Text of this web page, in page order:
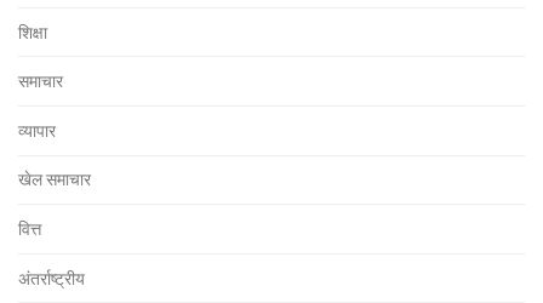
शिक्षा
समाचार
व्यापार
खेल समाचार
वित्त
अंतर्राष्ट्रीय